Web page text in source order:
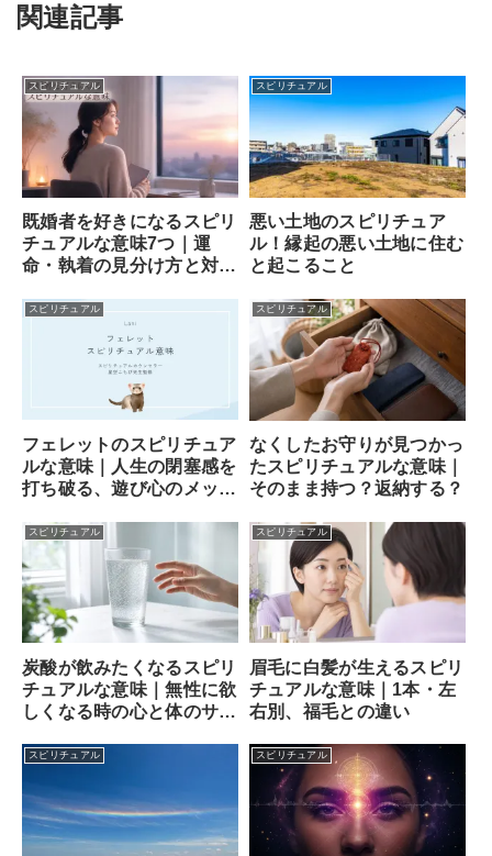
関連記事
スピリチュアル
既婚者を好きになるスピリ
チュアルな意味7つ｜運
命・執着の見分け方と対処
スピリチュアル
悪い土地のスピリチュア
ル！縁起の悪い土地に住む
と起こること
スピリチュアル
フェレットのスピリチュア
ルな意味｜人生の閉塞感を
打ち破る、遊び心のメッセ
スピリチュアル
なくしたお守りが見つかっ
たスピリチュアルな意味｜
そのまま持つ？返納する？
スピリチュアル
炭酸が飲みたくなるスピリ
チュアルな意味｜無性に欲
しくなる時の心と体のサイ
スピリチュアル
眉毛に白髪が生えるスピリ
チュアルな意味｜1本・左
右別、福毛との違い
スピリチュアル スピリチュアル